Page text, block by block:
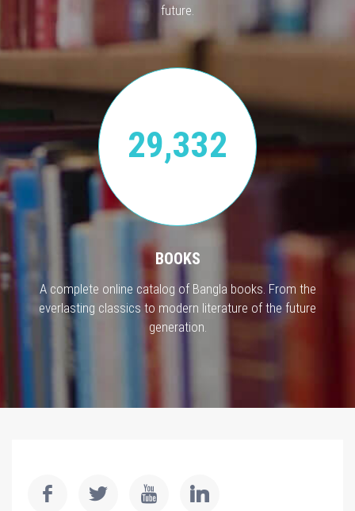
future.
29,332
BOOKS
A complete online catalog of Bangla books. From the
everlasting classics to modern literature of the future
generation.